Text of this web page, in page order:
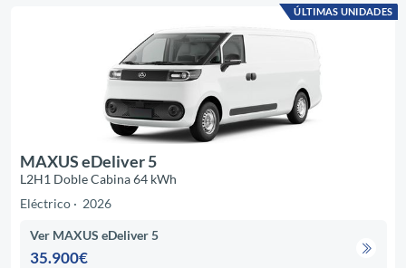
ÚLTIMAS UNIDADES
MAXUS eDeliver 5
L2H1 Doble Cabina 64 kWh
Eléctrico
2026
Ver MAXUS eDeliver 5
35.900€